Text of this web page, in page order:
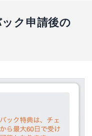
ク申請後の